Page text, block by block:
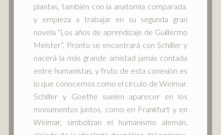
plantas, también con la anatomía comparada,
y empieza a trabajar en su segunda gran
novela “Los años de aprendizaje de Guillermo
Meister”. Pronto se encontrará con Schiller y
nacerá la más grande amistad jamás contada
entre humanistas, y fruto de esta conexión es
lo que conocemos como el círculo de Weimar.
Schiller y Goethe suelen aparecer en los
monumentos juntos, como en Frankfurt y en
Weimar, simbolizan el humanismo alemán,